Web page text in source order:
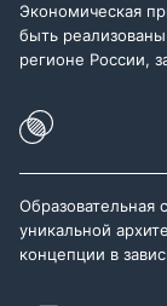
Экономическая
быть
регионе России,
Образовательная
уникальной
концепции в